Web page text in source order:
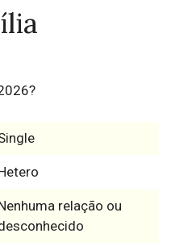
relação ou